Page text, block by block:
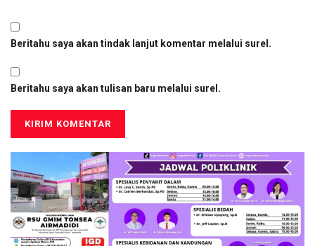
Beritahu saya akan tindak lanjut komentar melalui surel.
Beritahu saya akan tulisan baru melalui surel.